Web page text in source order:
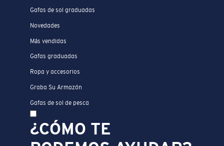
Gafas de sol graduadas
Novedades
Más vendidas
Gafas graduadas
Ropa y accesorios
Graba Su Armazón
Gafas de sol de pesca
¿CÓMO TE